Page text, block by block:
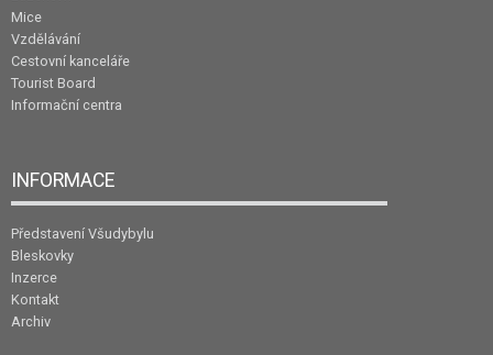
Mice
Vzdělávání
Cestovní kanceláře
Tourist Board
Informační centra
INFORMACE
Představení Všudybylu
Bleskovky
Inzerce
Kontakt
Archiv